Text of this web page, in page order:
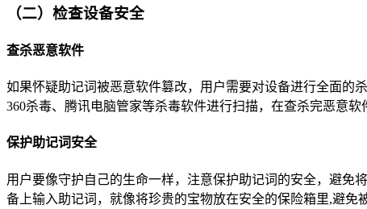
（二）检查设备安全
查杀恶意软件
如果怀疑助记词被恶意软件篡改，用户需要对设备进行全面的
360杀毒、腾讯电脑管家等杀毒软件进行扫描，在查杀完恶意
保护助记词安全
用户要像守护自己的生命一样，注意保护助记词的安全，避免
备上输入助记词，就像将珍贵的宝物放在安全的保险箱里,避免